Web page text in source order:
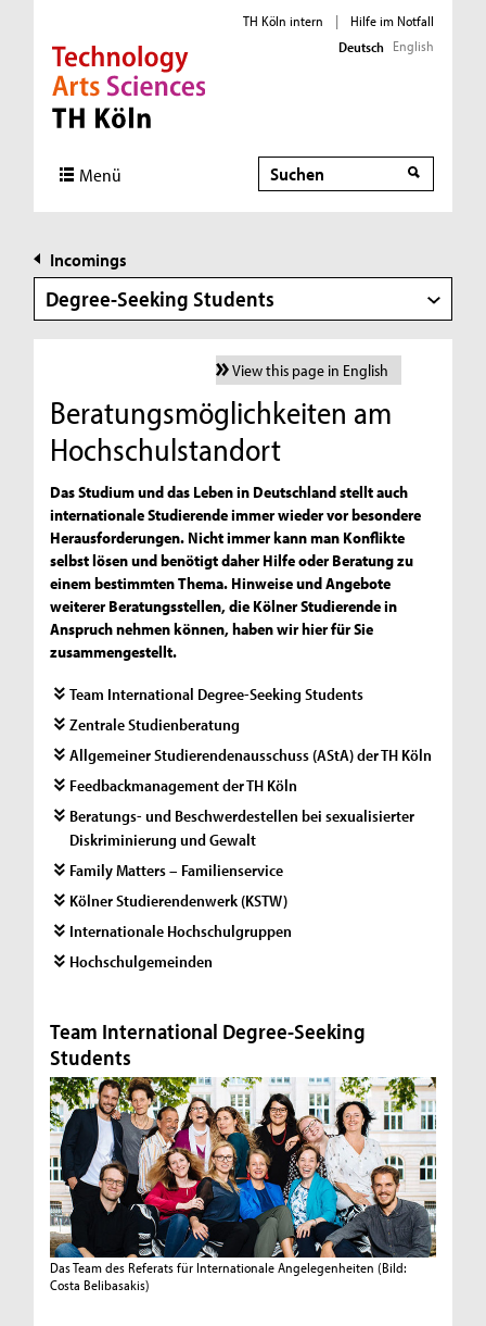
Direkt zur Hauptnavigation
Direkt zur Subnavigation
Direkt zum Inhalt
Direkt zum Fußbereich
TH Köln intern |
Hilfe im Notfall
Deutsch English
Menü Suche
Incomings
Degree-Seeking Students
View this page in English
Beratungsmöglichkeiten am
Hochschulstandort
Das Studium und das Leben in Deutschland stellt auch
internationale Studierende immer wieder vor besondere
Herausforderungen. Nicht immer kann man Konflikte
selbst lösen und benötigt daher Hilfe oder Beratung zu
einem bestimmten Thema. Hinweise und Angebote
weiterer Beratungsstellen, die Kölner Studierende in
Anspruch nehmen können, haben wir hier für Sie
zusammengestellt.
Team International Degree-Seeking Students
Zentrale Studienberatung
Allgemeiner Studierendenausschuss (AStA) der TH Köln
Feedbackmanagement der TH Köln
Beratungs- und Beschwerdestellen bei sexualisierter
Diskriminierung und Gewalt
Family Matters – Familienservice
Kölner Studierendenwerk (KSTW)
Internationale Hochschulgruppen
Hochschulgemeinden
Team International Degree-Seeking
Students
Das Team des Referats für Internationale Angelegenheiten (Bild:
Costa Belibasakis)